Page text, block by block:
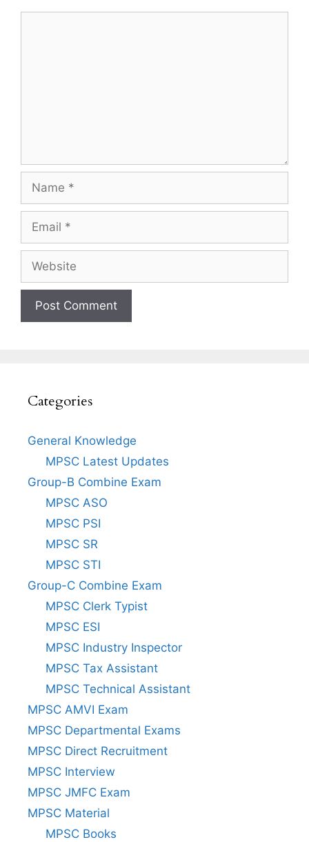
Name
Email
Website
Categories
General Knowledge
MPSC Latest Updates
Group-B Combine Exam
MPSC ASO
MPSC PSI
MPSC SR
MPSC STI
Group-C Combine Exam
MPSC Clerk Typist
MPSC ESI
MPSC Industry Inspector
MPSC Tax Assistant
MPSC Technical Assistant
MPSC AMVI Exam
MPSC Departmental Exams
MPSC Direct Recruitment
MPSC Interview
MPSC JMFC Exam
MPSC Material
MPSC Books